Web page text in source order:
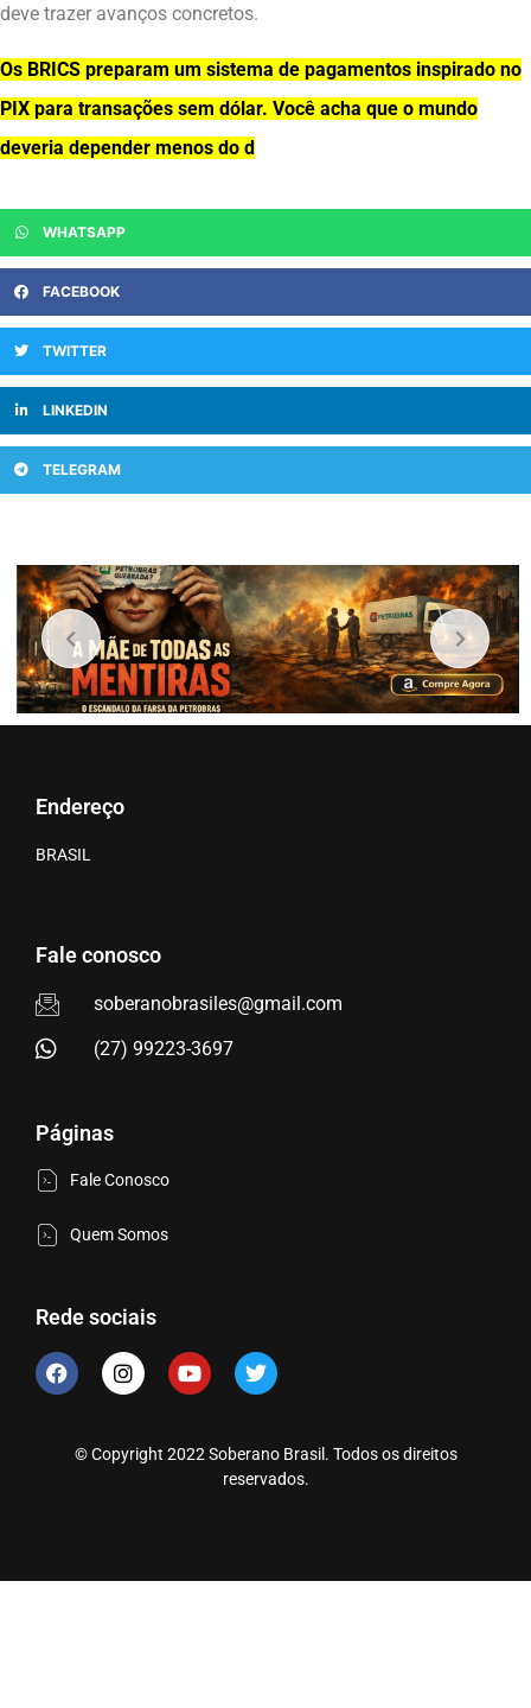
deve trazer avanços concretos.
Os BRICS preparam um sistema de pagamentos inspirado no
PIX para transações sem dólar. Você acha que o mundo
deveria depender menos do d
WHATSAPP
FACEBOOK
TWITTER
LINKEDIN
TELEGRAM
Endereço
BRASIL
Fale conosco
soberanobrasiles@gmail.com
(27) 99223-3697
Páginas
Fale Conosco
Quem Somos
Rede sociais
© Copyright 2022 Soberano Brasil. Todos os direitos
reservados.